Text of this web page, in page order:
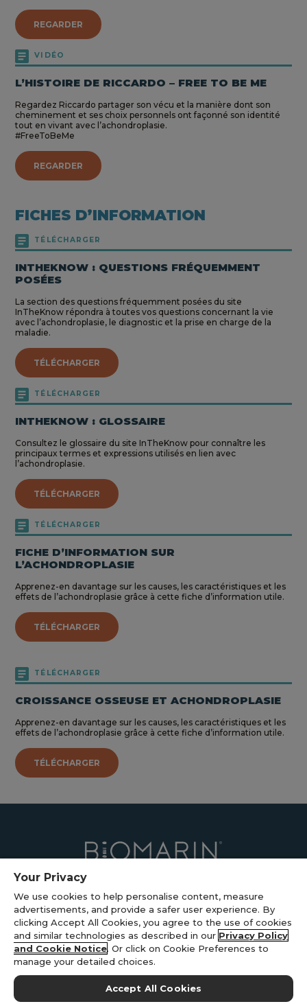
REGARDER
VIDÉO
L’HISTOIRE DE RICCARDO – FREE TO BE ME
Regardez Riccardo partager son vécu et la manière dont son
cheminement et ses choix personnels ont façonné son identité
tout en vivant avec l’achondroplasie.
#FreeToBeMe
REGARDER
FICHES D’INFORMATION
TÉLÉCHARGER
INTHEKNOW : QUESTIONS FRÉQUEMMENT
POSÉES
La section des questions fréquemment posées du site
InTheKnow répondra à toutes vos questions concernant la vie
avec l’achondroplasie, le diagnostic et la prise en charge de la
maladie.
TÉLÉCHARGER
TÉLÉCHARGER
INTHEKNOW : GLOSSAIRE
Consultez le glossaire du site InTheKnow pour connaître les
principaux termes et expressions utilisés en lien avec
l’achondroplasie.
TÉLÉCHARGER
TÉLÉCHARGER
FICHE D’INFORMATION SUR
L’ACHONDROPLASIE
Apprenez-en davantage sur les causes, les caractéristiques et les
effets de l’achondroplasie grâce à cette fiche d’information utile.
TÉLÉCHARGER
TÉLÉCHARGER
CROISSANCE OSSEUSE ET ACHONDROPLASIE
Apprenez-en davantage sur les causes, les caractéristiques et les
effets de l’achondroplasie grâce à cette fiche d’information utile.
TÉLÉCHARGER
Politique de confidentialité
Conditions générales d’utilisation
Préférences relatives aux cookies
Your Privacy
We use cookies to help personalise content, measure
advertisements, and provide a safer user experience. By
clicking Accept All Cookies, you agree to the use of cookies
and similar technologies as described in our Privacy Policy
and Cookie Notice. Or click on Cookie Preferences to
manage your detailed choices.
Accept All Cookies